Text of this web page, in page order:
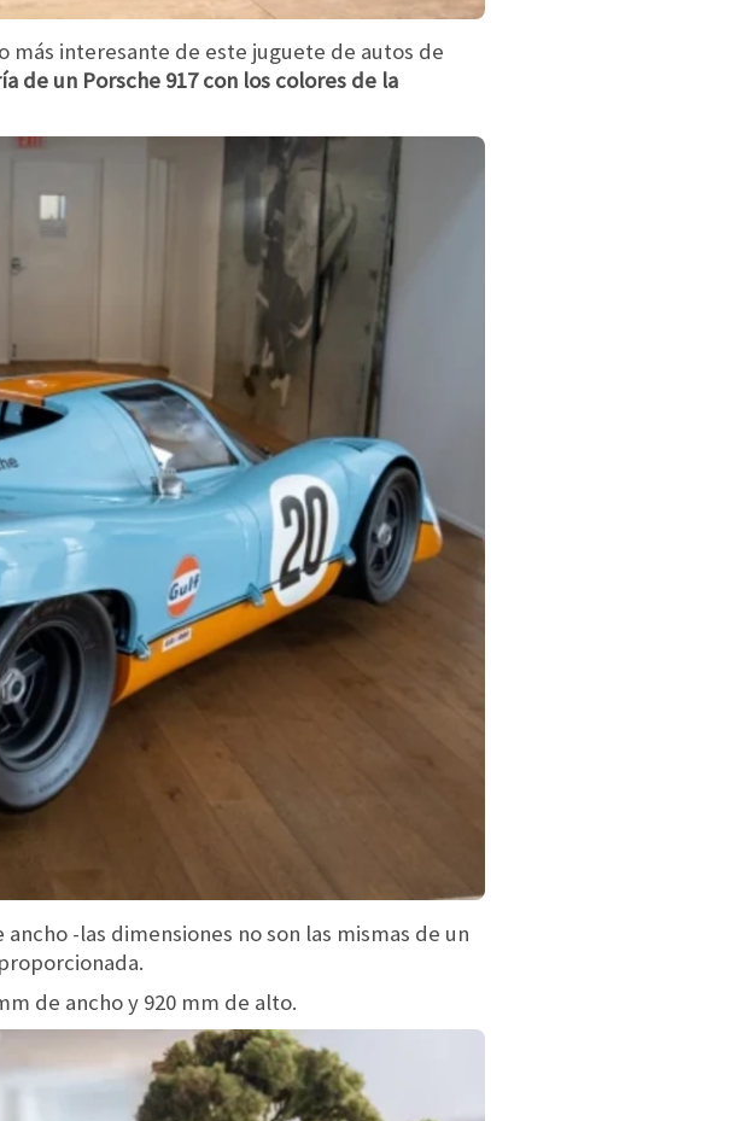
interesante de este juguete de autos de
de un Porsche 917 con los colores de la
-las dimensiones no son las mismas de un
de ancho y 920 mm de alto.